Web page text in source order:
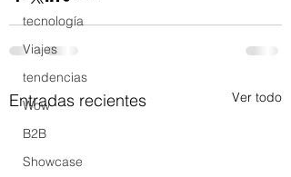
tecnología
Viajes
tendencias
Wow
B2B
Showcase
Entradas recientes Ver todo